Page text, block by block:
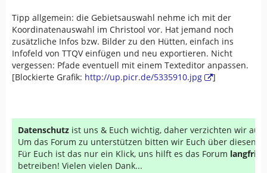
Tipp allgemein: die Gebietsauswahl nehme ich mit der
Koordinatenauswahl im Christool vor. Hat jemand noch
zusätzliche Infos bzw. Bilder zu den Hütten, einfach ins
Infofeld von TTQV einfügen und neu exportieren. Nicht
vergessen: Pfade eventuell mit einem Texteditor anpassen.
[Blockierte Grafik: http://up.picr.de/5335910.jpg ]
Datenschutz ist uns & Euch wichtig, daher verzichten wir auf
Um das Forum zu unterstützen bitten wir Euch über diesen
Für Euch ist das nur ein Klick, uns hilft es das Forum
betreiben! Vielen vielen Dank...